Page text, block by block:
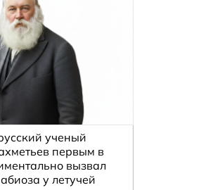
ученый
первым в
вызвал
у летучей